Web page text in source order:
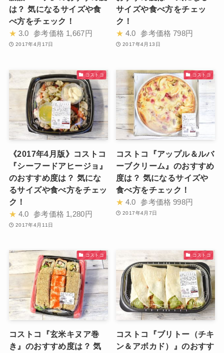
は？ 気になるサイズや食
べ方をチェック！
★ 3.0 参考価格 1,667円
2017年4月17日
サイズや食べ方をチェッ
ク！
★ 4.0 参考価格 798円
2017年4月13日
コストコ
《2017年4月版》コストコ
『シーフードアヒージョ』
のおすすめ度は？ 気にな
るサイズや食べ方をチェッ
ク！
★ 4.0 参考価格 1,280円
2017年4月11日
コストコ
コストコ『アップル＆ルバ
ーブクリーム』のおすすめ
度は？ 気になるサイズや
食べ方をチェック！
★ 4.0 参考価格 998円
2017年4月7日
コストコ
コストコ『玄米キヌア巻
き』のおすすめ度は？ 気
コストコ
コストコ『ブリトー（チキ
ン＆アボカド）』のおすす